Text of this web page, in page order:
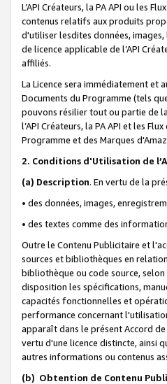
L’API Créateurs, la PA API ou les
contenus relatifs aux produits
d'utiliser lesdites données,
de licence applicable de l’API
affiliés.
La Licence sera immédiatement
Documents du Programme (tels
pouvons résilier tout ou partie de
l’API Créateurs, la PA API et les
Programme et des Marques
2. Conditions d'Utilisation de
(a) Description. En vertu de la
• des données, images,
• des textes comme des
Outre le Contenu Publicitaire et
sources et bibliothèques en
bibliothèque ou code source, selon
disposition les spécifications,
capacités fonctionnelles et
performance concernant
apparaît dans le présent Accord
vertu d'une licence distincte, ainsi
autres informations ou contenus
(b) Obtention de Contenu